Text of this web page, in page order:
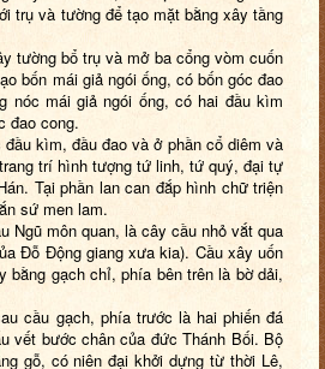
trụ và tường để tạo mặt bằng xây tầng
tường bổ trụ và mở ba cổng vòm cuốn
bốn mái giả ngói ống, có bốn góc đao
nóc mái giả ngói ống, có hai đầu kìm
đao cong.
kìm, đầu đao và ở phần cổ diêm và
trí hình tượng tứ linh, tứ quý, đại tự
Tại phần lan can đắp hình chữ triện
sứ men lam.
Ngũ môn quan, là cây cầu nhỏ vắt qua
Đỗ Động giang xưa kia). Cầu xây uốn
bằng gạch chỉ, phía bên trên là bờ dải,
cầu gạch, phía trước là hai phiến đá
vết bước chân của đức Thánh Bối. Bộ
gỗ, có niên đại khởi dựng từ thời Lê,